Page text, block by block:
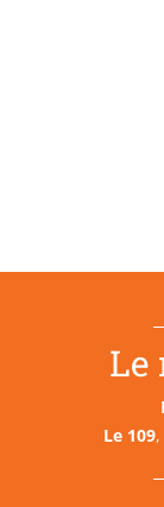
Le
Le 109